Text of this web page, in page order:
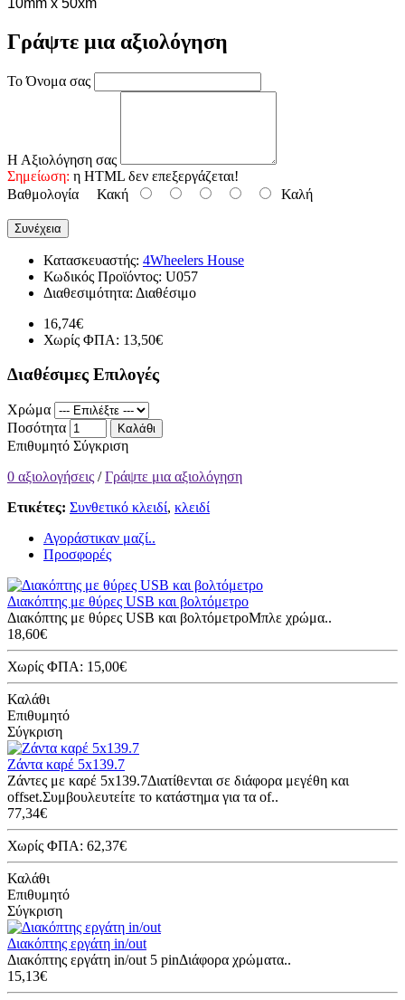
Γράψτε μια αξιολόγηση
Το Όνομα σας
Η Αξιολόγηση σας
Σημείωση: η HTML δεν επεξεργάζεται!
Βαθμολογία Κακή Καλή
Συνέχεια
Κατασκευαστής: 4Wheelers House
Κωδικός Προϊόντος: U057
Διαθεσιμότητα: Διαθέσιμο
16,74€
Χωρίς ΦΠΑ: 13,50€
Διαθέσιμες Επιλογές
Χρώμα
Ποσότητα
Καλάθι
Επιθυμητό Σύγκριση
0 αξιολογήσεις /Γράψτε μια αξιολόγηση
Ετικέτες: Συνθετικό κλειδί, κλειδί
Αγοράστικαν μαζί..
Προσφορές
Διακόπτης με θύρες USB και βολτόμετρο
Διακόπτης με θύρες USB και βολτόμετροΜπλε χρώμα..
18,60€
Χωρίς ΦΠΑ: 15,00€
Καλάθι
Επιθυμητό
Σύγκριση
Ζάντα καρέ 5x139.7
Ζάντες με καρέ 5x139.7Διατίθενται σε διάφορα μεγέθη και
offset.Συμβουλευτείτε το κατάστημα για τα of..
77,34€
Χωρίς ΦΠΑ: 62,37€
Καλάθι
Επιθυμητό
Σύγκριση
Διακόπτης εργάτη in/out
Διακόπτης εργάτη in/out 5 pinΔιάφορα χρώματα..
15,13€